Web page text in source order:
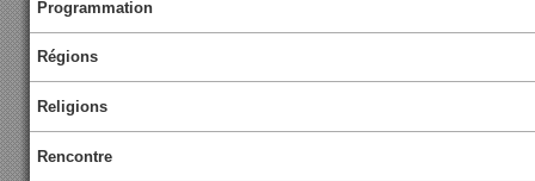
Programmation
Régions
Religions
Rencontre